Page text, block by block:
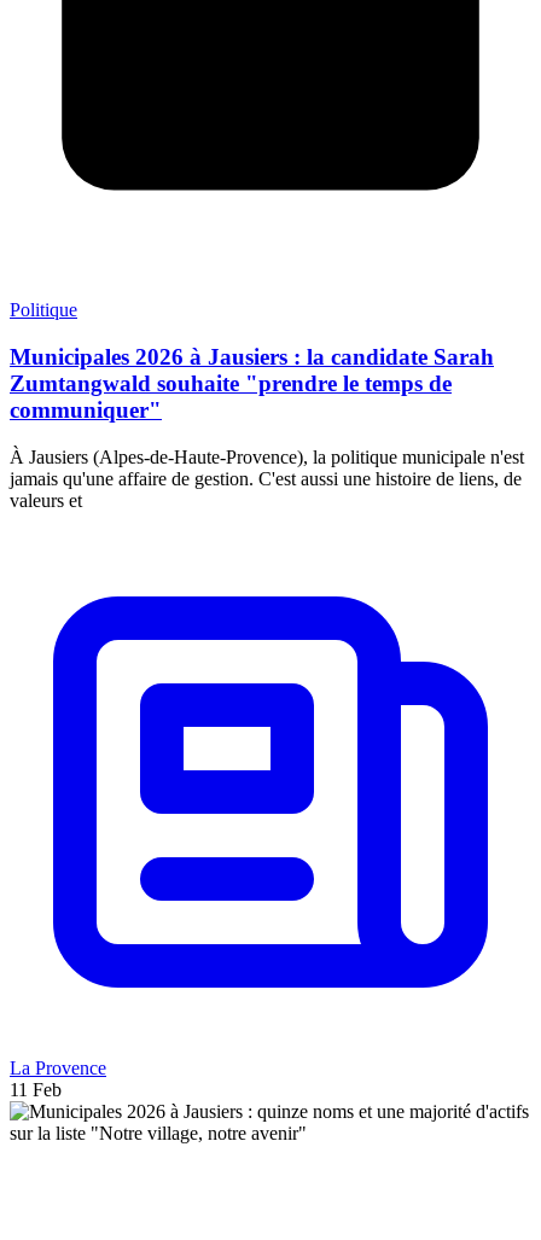
Politique
Municipales 2026 à Jausiers : la candidate Sarah
Zumtangwald souhaite "prendre le temps de
communiquer"
À Jausiers (Alpes-de-Haute-Provence), la politique municipale n'est
jamais qu'une affaire de gestion. C'est aussi une histoire de liens, de
valeurs et
La Provence
11 Feb